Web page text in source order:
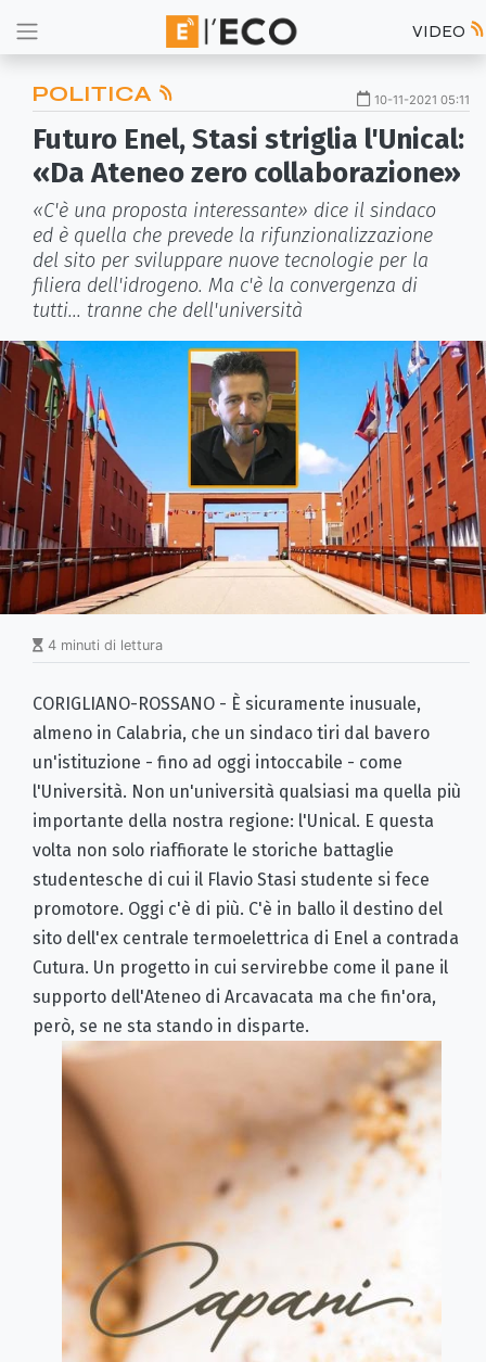
VIDEO
POLITICA 10-11-2021 05:11
Futuro Enel, Stasi striglia l'Unical:
«Da Ateneo zero collaborazione»
«C'è una proposta interessante» dice il sindaco
ed è quella che prevede la rifunzionalizzazione
del sito per sviluppare nuove tecnologie per la
filiera dell'idrogeno. Ma c'è la convergenza di
tutti... tranne che dell'università
4 minuti di lettura
CORIGLIANO-ROSSANO - È sicuramente inusuale,
almeno in Calabria, che un sindaco tiri dal bavero
un'istituzione - fino ad oggi intoccabile - come
l'Università. Non un'università qualsiasi ma quella più
importante della nostra regione: l'Unical. E questa
volta non solo riaffiorate le storiche battaglie
studentesche di cui il Flavio Stasi studente si fece
promotore. Oggi c'è di più. C'è in ballo il destino del
sito dell'ex centrale termoelettrica di Enel a contrada
Cutura. Un progetto in cui servirebbe come il pane il
supporto dell'Ateneo di Arcavacata ma che fin'ora,
però, se ne sta stando in disparte.